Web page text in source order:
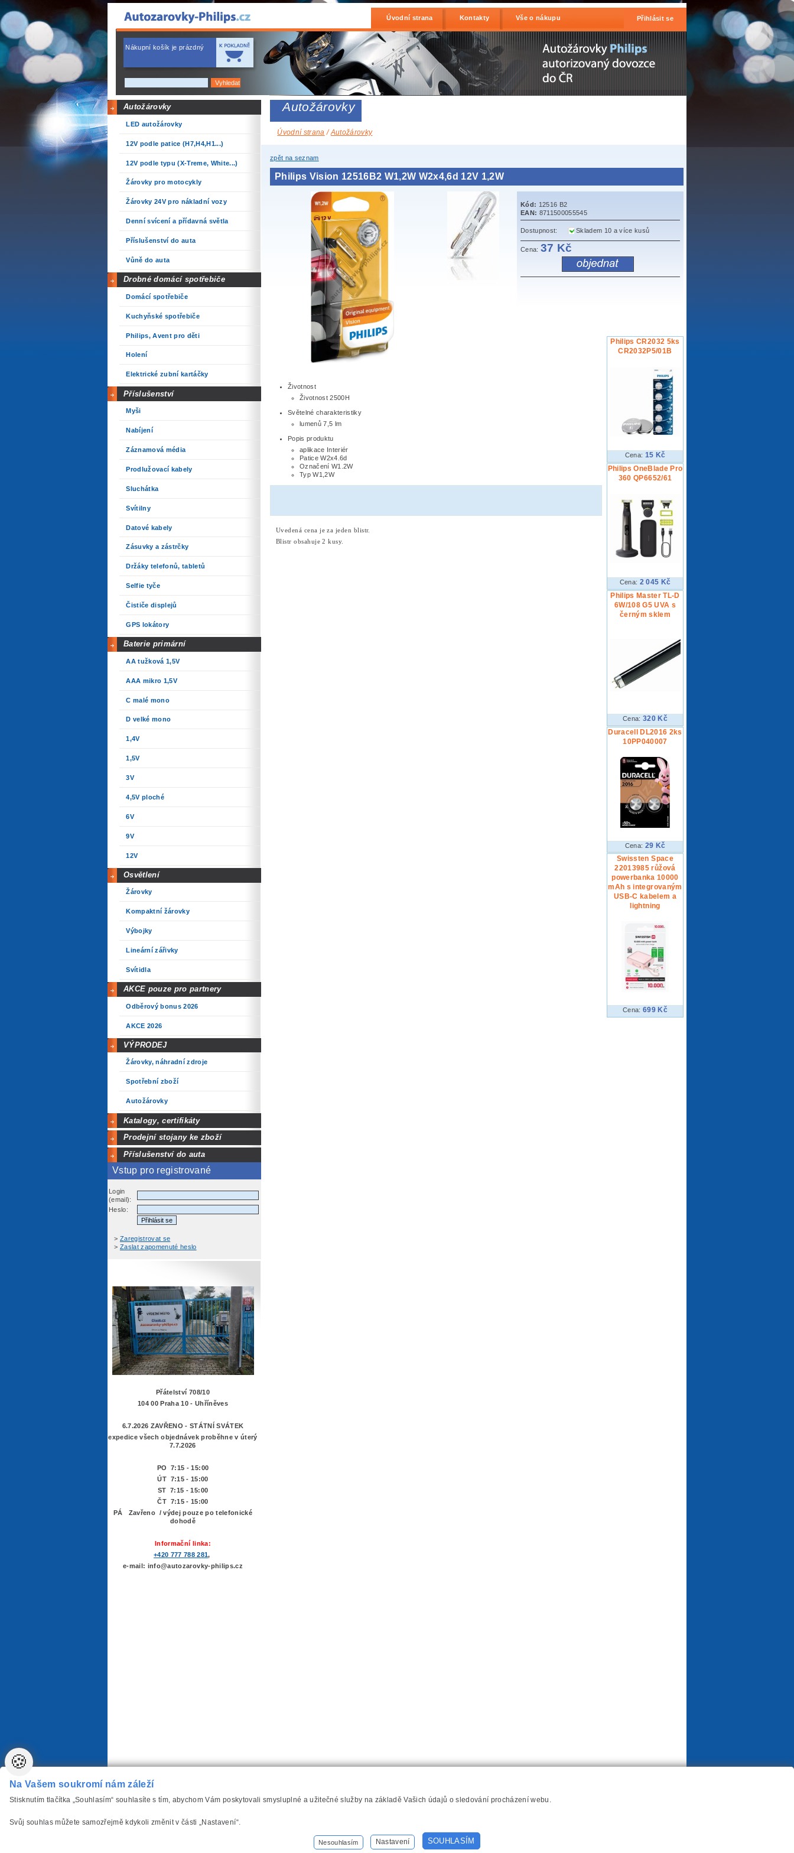
Přihlásit se
Úvodní strana Kontakty Vše o nákupu
Nákupní košík je prázdný
Autožárovky
LED autožárovky
12V podle patice (H7,H4,H1...)
12V podle typu (X-Treme, White...)
Žárovky pro motocykly
Žárovky 24V pro nákladní vozy
Denní svícení a přídavná světla
Příslušenství do auta
Vůně do auta
Drobné domácí spotřebiče
Domácí spotřebiče
Kuchyňské spotřebiče
Philips, Avent pro děti
Holení
Elektrické zubní kartáčky
Příslušenství
Myši
Nabíjení
Záznamová média
Prodlužovací kabely
Sluchátka
Svítilny
Datové kabely
Zásuvky a zástrčky
Držáky telefonů, tabletů
Selfie tyče
Čističe displejů
GPS lokátory
Baterie primární
AA tužková 1,5V
AAA mikro 1,5V
C malé mono
D velké mono
1,4V
1,5V
3V
4,5V ploché
6V
9V
12V
Osvětlení
Žárovky
Kompaktní žárovky
Výbojky
Lineární zářivky
Svítidla
AKCE pouze pro partnery
Odběrový bonus 2026
AKCE 2026
VÝPRODEJ
Žárovky, náhradní zdroje
Spotřební zboží
Autožárovky
Katalogy, certifikáty
Prodejní stojany ke zboží
Příslušenství do auta
Vstup pro registrované
Login
(email):
Heslo:
> Zaregistrovat se
> Zaslat zapomenuté heslo
Přátelství 708/10
104 00 Praha 10 - Uhříněves
6.7.2026 ZAVŘENO - STÁTNÍ SVÁTEK
expedice všech objednávek proběhne v úterý
7.7.2026
PO 7:15 - 15:00
ÚT 7:15 - 15:00
ST 7:15 - 15:00
ČT 7:15 - 15:00
PÁ Zavřeno / výdej pouze po telefonické
dohodě
Informační linka:
+420 777 788 281,
e-mail: info@autozarovky-philips.cz
Autožárovky
Úvodní strana /Autožárovky
zpět na seznam
Philips Vision 12516B2 W1,2W W2x4,6d 12V 1,2W
Kód: 12516 B2
EAN: 8711500055545
Dostupnost: Skladem 10 a více kusů
Cena:37 Kč
Philips CR2032 5ks
CR2032P5/01B
Cena: 15 Kč
Philips OneBlade Pro
360 QP6652/61
Cena: 2 045 Kč
Philips Master TL-D
6W/108 G5 UVA s
černým sklem
Cena: 320 Kč
Duracell DL2016 2ks
10PP040007
Cena: 29 Kč
Swissten Space
22013985 růžová
powerbanka 10000
mAh s integrovaným
USB-C kabelem a
lightning
Cena: 699 Kč
Životnost
Životnost 2500H
Světelné charakteristiky
lumenů 7,5 lm
Popis produktu
aplikace Interiér
Patice W2x4.6d
Označení W1.2W
Typ W1,2W
Uvedená cena je za jeden blistr.
Blistr obsahuje 2 kusy.
Nastavení cookies Kontakt Mapa stránek
🍪
Na Vašem soukromí nám záleží
Stisknutím tlačítka „Souhlasím“ souhlasíte s tím, abychom Vám poskytovali smysluplné a užitečné služby na základě Vašich údajů o sledování procházení webu.
Svůj souhlas můžete samozřejmě kdykoli změnit v části „Nastavení“.
Nesouhlasím Nastavení SOUHLASÍM